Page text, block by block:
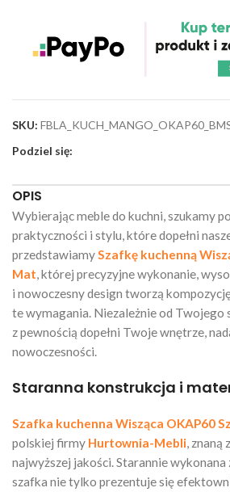
SKU:
Podziel się:
OPIS
Wybierając meble do kuchni, szukamy
praktyczności i stylu, które dopełni
przedstawiamySzafkę kuchenną
Mat, której precyzyjne wykonanie,
i nowoczesny design tworzą
te wymagania. Niezależnie od Twojego
z pewnością dopełni Twoje wnętrze,
nowoczesności.
Staranna konstrukcja i
Szafka kuchenna Wisząca OKAP60
polskiej firmy Hurtownia-Mebli, znaną
najwyższej jakości. Starannie wykonana
szafka nie tylko prezentuje się